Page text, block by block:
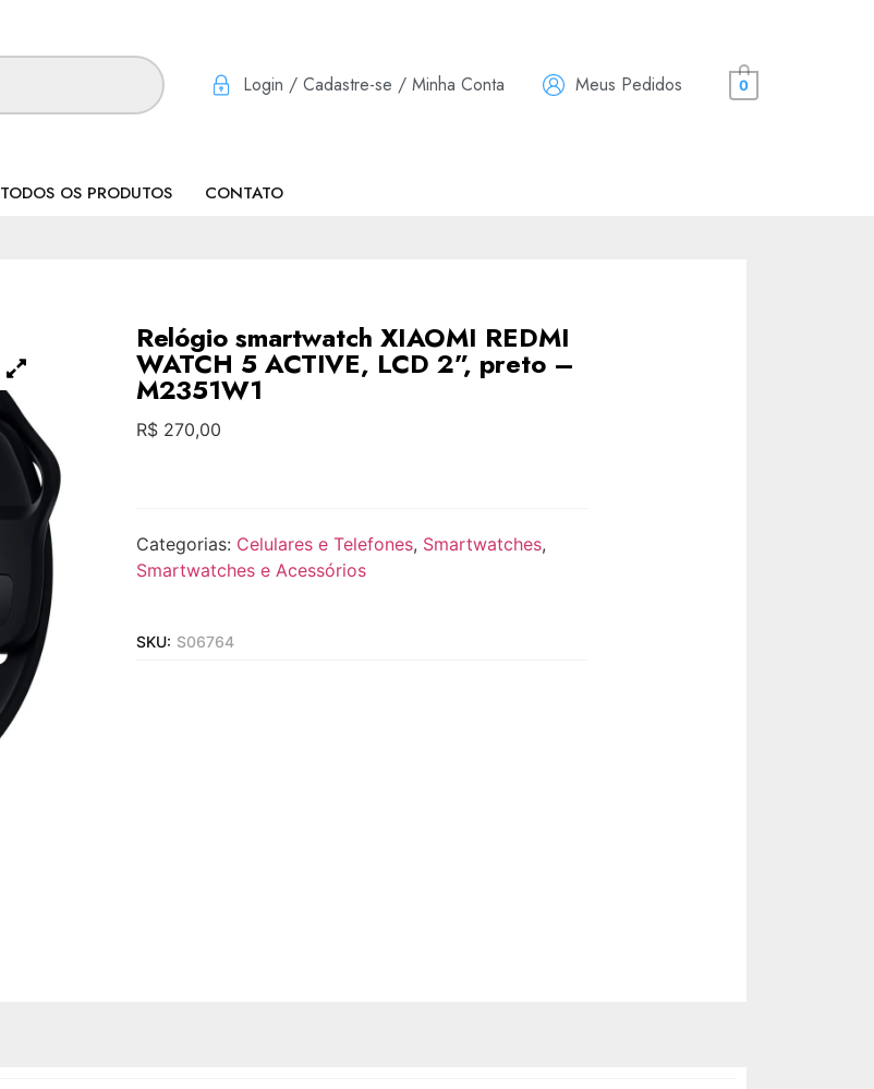
Login / Cadastre-se / Minha Conta Meus Pedidos 0
TODOS OS PRODUTOS CONTATO
Relógio smartwatch XIAOMI REDMI
WATCH 5 ACTIVE, LCD 2”, preto –
M2351W1
R$270,00
Categorias: Celulares e Telefones, Smartwatches,
Smartwatches e Acessórios
SKU: S06764